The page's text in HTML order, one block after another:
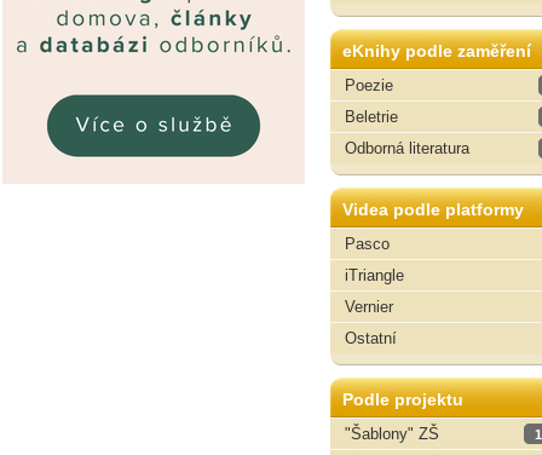
eKnihy podle zaměření
Poezie
Beletrie
Odborná literatura
Videa podle platformy
Pasco
iTriangle
Vernier
Ostatní
Podle projektu
"Šablony" ZŠ